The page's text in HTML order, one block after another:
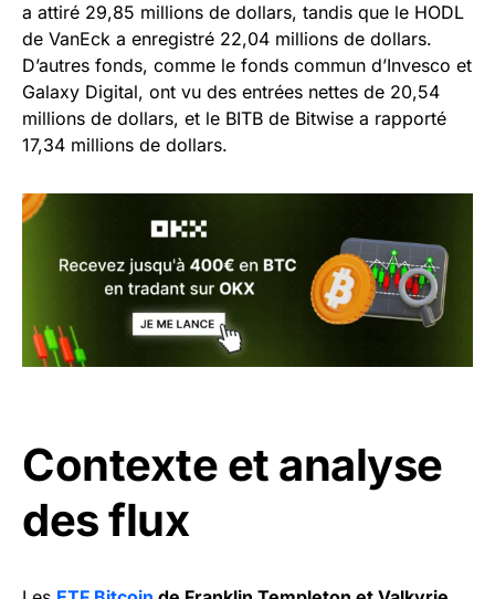
a attiré 29,85 millions de dollars, tandis que le HODL
de VanEck a enregistré 22,04 millions de dollars.
D’autres fonds, comme le fonds commun d’Invesco et
Galaxy Digital, ont vu des entrées nettes de 20,54
millions de dollars, et le BITB de Bitwise a rapporté
17,34 millions de dollars.
Contexte et analyse
des flux